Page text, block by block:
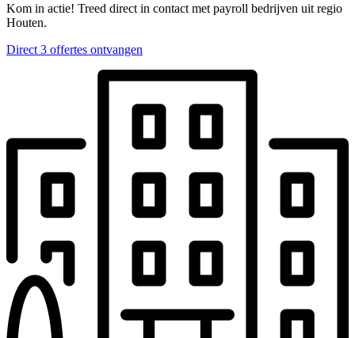
Kom in actie! Treed direct in contact met payroll bedrijven uit regio
Houten.
Direct 3 offertes ontvangen